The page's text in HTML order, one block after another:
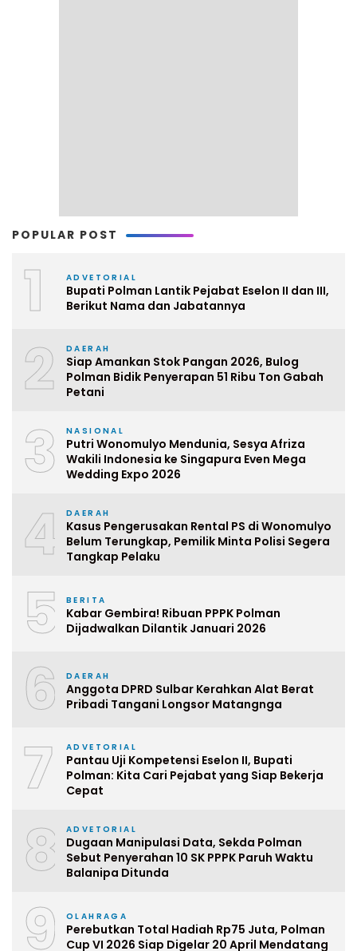
POPULAR POST
1 ADVETORIAL
Bupati Polman Lantik Pejabat Eselon II dan III,
Berikut Nama dan Jabatannya
2 DAERAH
Siap Amankan Stok Pangan 2026, Bulog
Polman Bidik Penyerapan 51 Ribu Ton Gabah
Petani
3 NASIONAL
Putri Wonomulyo Mendunia, Sesya Afriza
Wakili Indonesia ke Singapura Even Mega
Wedding Expo 2026
4 DAERAH
Kasus Pengerusakan Rental PS di Wonomulyo
Belum Terungkap, Pemilik Minta Polisi Segera
Tangkap Pelaku
5 BERITA
Kabar Gembira! Ribuan PPPK Polman
Dijadwalkan Dilantik Januari 2026
6 DAERAH
Anggota DPRD Sulbar Kerahkan Alat Berat
Pribadi Tangani Longsor Matangnga
7 ADVETORIAL
Pantau Uji Kompetensi Eselon II, Bupati
Polman: Kita Cari Pejabat yang Siap Bekerja
Cepat
8 ADVETORIAL
Dugaan Manipulasi Data, Sekda Polman
Sebut Penyerahan 10 SK PPPK Paruh Waktu
Balanipa Ditunda
9 OLAHRAGA
Perebutkan Total Hadiah Rp75 Juta, Polman
Cup VI 2026 Siap Digelar 20 April Mendatang